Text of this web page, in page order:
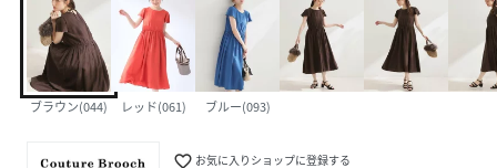
ブラウン(044) レッド(061) ブルー(093)
favorite_border お気に入りショップに登録する